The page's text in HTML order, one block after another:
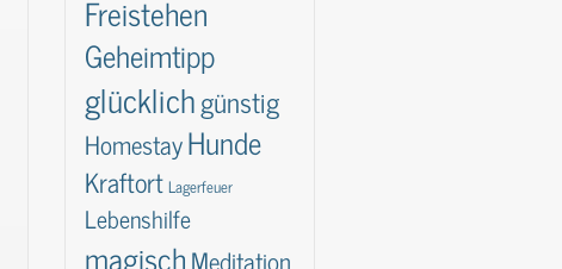
Freistehen
Geheimtipp
glücklichgünstig
HomestayHunde
KraftortLagerfeuer
Lebenshilfe
magischMeditation